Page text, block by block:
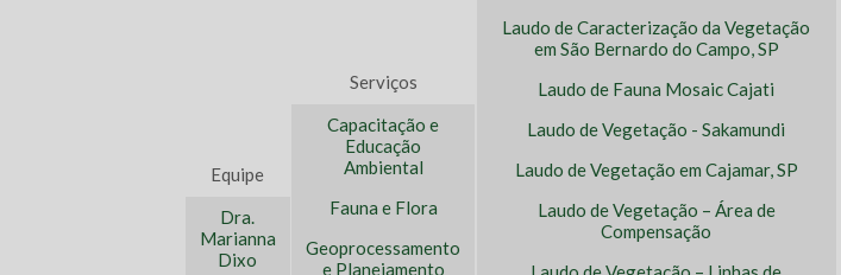
Equipe
Dra.
Marianna
Dixo
Serviços
Capacitação e
Educação
Ambiental
Fauna e Flora
Geoprocessamento
e Planejamento
Laudo de Caracterização da Vegetação
em São Bernardo do Campo, SP
Laudo de Fauna Mosaic Cajati
Laudo de Vegetação - Sakamundi
Laudo de Vegetação em Cajamar, SP
Laudo de Vegetação – Área de
Compensação